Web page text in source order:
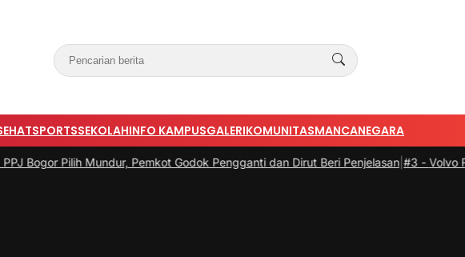
SPORTSSEKOLAHINFO KAMPUSGALERIKOMUNITASMANCANEGARA
Pilih Mundur, Pemkot Godok Pengganti dan Dirut Beri Penjelasan|#3 -Volvo